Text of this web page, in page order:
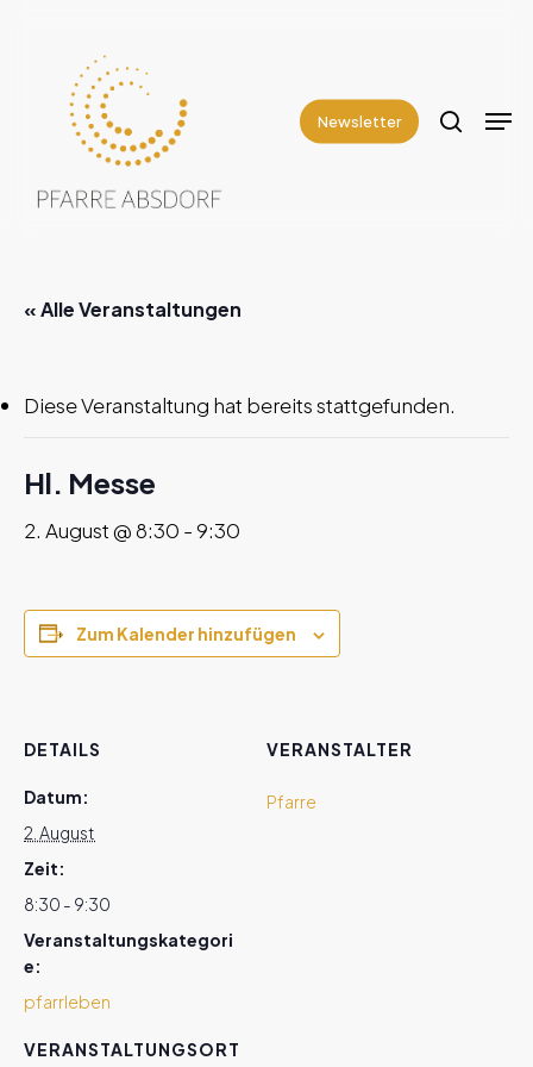
content
Newsletter
« Alle Veranstaltungen
Diese Veranstaltung hat bereits stattgefunden.
Hl. Messe
2. August @ 8:30 -9:30
Zum Kalender hinzufügen
DETAILS
Datum:
2. August
Zeit:
8:30 - 9:30
Veranstaltungskategori
e:
pfarrleben
VERANSTALTUNGSORT
VERANSTALTER
Pfarre
Menu